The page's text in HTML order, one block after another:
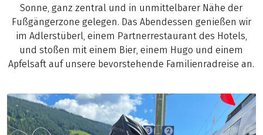
Sonne, ganz zentral und in unmittelbarer Nähe der
Fußgängerzone gelegen. Das Abendessen genießen wir
im Adlerstüberl, einem Partnerrestaurant des Hotels,
und stoßen mit einem Bier, einem Hugo und einem
Apfelsaft auf unsere bevorstehende Familienradreise an.